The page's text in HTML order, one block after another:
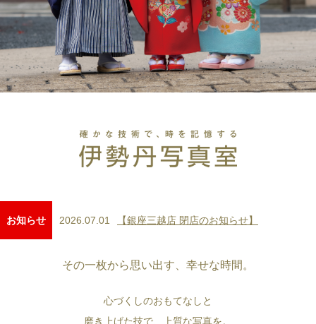
お知らせ 2026.07.01 【銀座三越店 閉店のお知らせ】
その一枚から思い出す、幸せな時間。
心づくしのおもてなしと
磨き上げた技で、上質な写真を。